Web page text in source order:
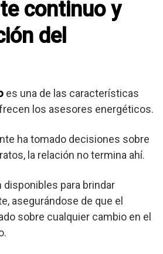
continuo y
del
es una de las características
los asesores energéticos.
ha tomado decisiones sobre
la relación no termina ahí.
para brindar
asegurándose de que el
sobre cualquier cambio en el